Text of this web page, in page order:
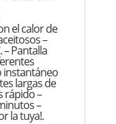
el calor de
–
Pantalla
instantáneo
largas de
rápido –
–
la tuya!.